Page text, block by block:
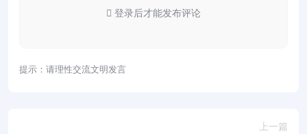
提示：请理性交流文明发言
登录后才能发布评论
上一篇